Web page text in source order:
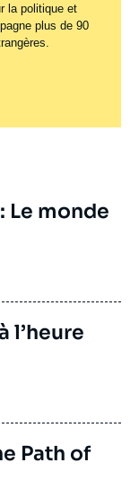
la politique et
plus de 90
Le monde
l’heure
Path of